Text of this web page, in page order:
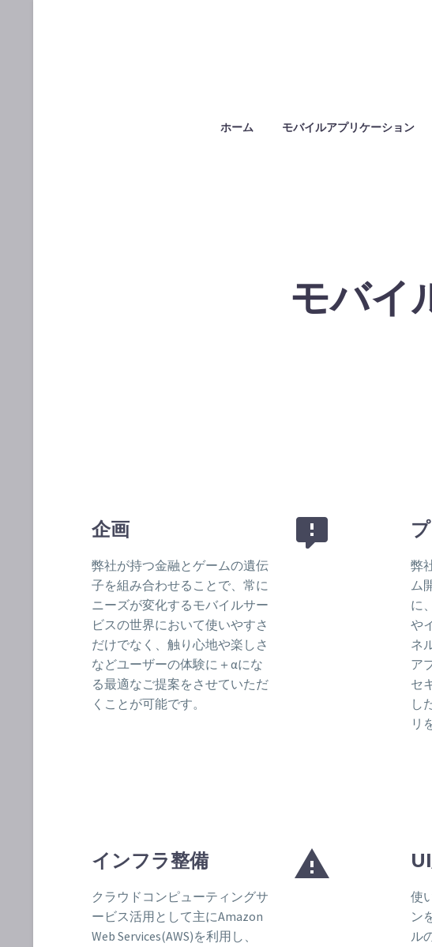
ホーム モバイルアプリケーション
モバイ
企画
弊社が持つ金融とゲームの遺伝
子を組み合わせることで、常に
ニーズが変化するモバイルサー
ビスの世界において使いやすさ
だけでなく、触り心地や楽しさ
などユーザーの体験に＋αにな
る最適なご提案をさせていただ
くことが可能です。


弊
ム
に
や
ネ
ア
セ
し
リ
インフラ整備
クラウドコンピューティングサ
ービス活用として主にAmazon
Web Services(AWS)を利用し、


使
ン
ル